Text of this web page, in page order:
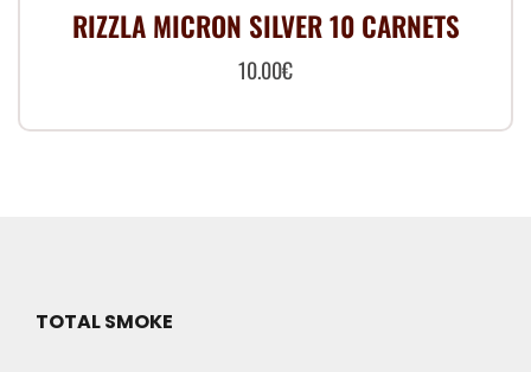
RIZZLA MICRON SILVER 10 CARNETS
10.00€
TOTAL SMOKE